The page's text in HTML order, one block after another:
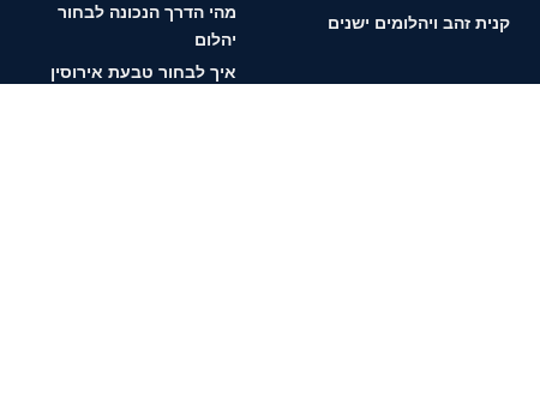
קנית זהב ויהלומים ישנים
מהי הדרך הנכונה לבחור
יהלום
איך לבחור טבעת אירוסין